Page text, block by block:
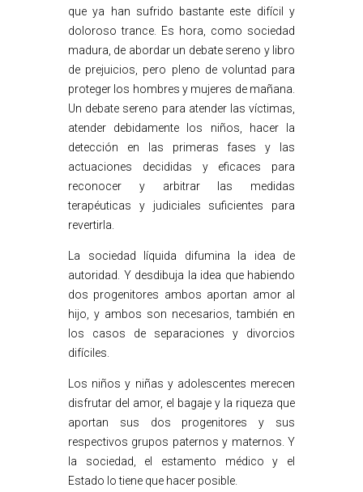
que ya han sufrido bastante este difícil y
doloroso trance. Es hora, como sociedad
madura, de abordar un debate sereno y libro
de prejuicios, pero pleno de voluntad para
proteger los hombres y mujeres de mañana.
Un debate sereno para atender las víctimas,
atender debidamente los niños, hacer la
detección en las primeras fases y las
actuaciones decididas y eficaces para
reconocer y arbitrar las medidas
terapéuticas y judiciales suficientes para
revertirla.
La sociedad líquida difumina la idea de
autoridad. Y desdibuja la idea que habiendo
dos progenitores ambos aportan amor al
hijo, y ambos son necesarios, también en
los casos de separaciones y divorcios
difíciles.
Los niños y niñas y adolescentes merecen
disfrutar del amor, el bagaje y la riqueza que
aportan sus dos progenitores y sus
respectivos grupos paternos y maternos. Y
la sociedad, el estamento médico y el
Estado lo tiene que hacer posible.